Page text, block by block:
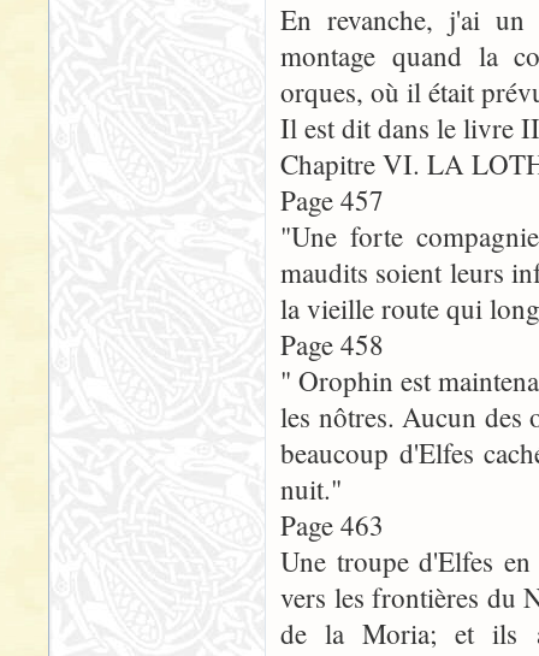
En revanche, j'ai un
montage quand la
orques, où il était
Il est dit dans le livre
Chapitre VI. LA
Page 457
"Une forte
maudits soient leurs
la vieille route qui
Page 458
" Orophin est
les nôtres. Aucun des
beaucoup d'Elfes
nuit."
Page 463
Une troupe d'Elfes en
vers les frontières du
de la Moria; et ils